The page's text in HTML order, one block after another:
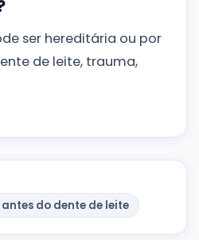
ser hereditária ou por
de leite, trauma,
do dente de leite